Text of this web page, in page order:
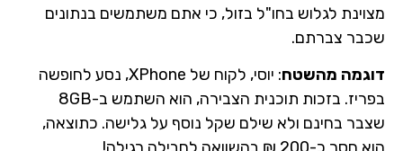
מצוינת לגלוש בחו"ל בזול, כי אתם משתמשים בנתונים
שכבר צברתם.
דוגמה מהשטח
: יוסי, לקוח של XPhone, נסע לחופשה
בפריז. בזכות תוכנית הצבירה, הוא השתמש ב-8GB
שצבר בחינם ולא שילם שקל נוסף על גלישה. כתוצאה,